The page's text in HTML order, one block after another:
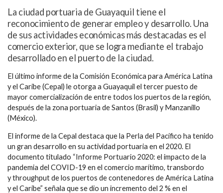
La ciudad portuaria de Guayaquil tiene el
reconocimiento de generar empleo y desarrollo. Una
de sus actividades económicas más destacadas es el
comercio exterior, que se logra mediante el trabajo
desarrollado en el puerto de la ciudad.
El último informe de la Comisión Económica para América Latina
y el Caribe (Cepal) le otorga a Guayaquil el tercer puesto de
mayor comercialización de entre todos los puertos de la región,
después de la zona portuaria de Santos (Brasil) y Manzanillo
(México).
El informe de la Cepal destaca que la Perla del Pacífico ha tenido
un gran desarrollo en su actividad portuaria en el 2020. El
documento titulado “Informe Portuario 2020: el impacto de la
pandemia del COVID-19 en el comercio marítimo, transbordo
ythroughputde los puertos de contenedores de América Latina
y el Caribe” señala que se dio un incremento del 2 % en el